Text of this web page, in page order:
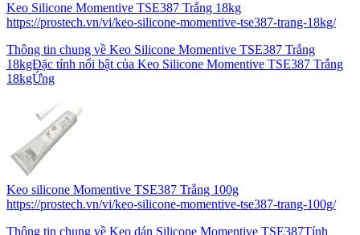
Keo Silicone Momentive TSE387 Trắng 18kg
https://prostech.vn/vi/keo-silicone-momentive-tse387-trang-18kg/
Thông tin chung về Keo Silicone Momentive TSE387 Trắng
18kgĐặc tính nổi bật của Keo Silicone Momentive TSE387 Trắng
18kgỨng
Keo silicone Momentive TSE387 Trắng 100g
https://prostech.vn/vi/keo-silicone-momentive-tse387-trang-100g/
Thông tin chung về Keo dán Silicone Momentive TSE387Tính